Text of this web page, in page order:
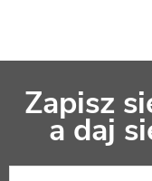
Zapisz
a daj